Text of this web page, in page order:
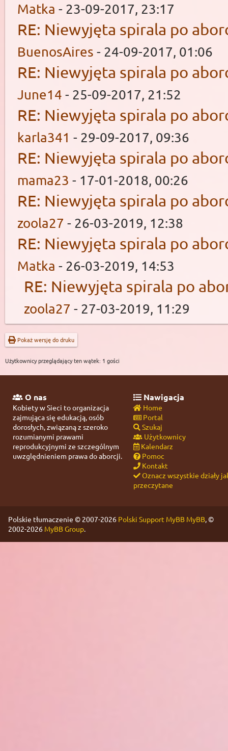
Matka - 23-09-2017, 23:17
RE: Niewyjęta spirala po
BuenosAires - 24-09-2017, 01:06
RE: Niewyjęta spirala po
June14 - 25-09-2017, 21:52
RE: Niewyjęta spirala po
karla341 - 29-09-2017, 09:36
RE: Niewyjęta spirala po
mama23 - 17-01-2018, 00:26
RE: Niewyjęta spirala po
zoola27 - 26-03-2019, 12:38
RE: Niewyjęta spirala po
Matka - 26-03-2019, 14:53
RE: Niewyjęta spirala po
zoola27 - 27-03-2019, 11:29
Pokaż wersję do druku
Użytkownicy przeglądający ten wątek: 1 gości
O nas
Kobiety w Sieci to organizacja
zajmująca się edukacją, osób
dorosłych, związaną z szeroko
rozumianymi prawami
reprodukcyjnymi ze szczególnym
uwzględnieniem prawa do aborcji.
Nawigacja
Home
Portal
Szukaj
Użytkownicy
Kalendarz
Pomoc
Kontakt
Oznacz wszystkie działy
przeczytane
Polskie tłumaczenie © 2007-2026 Polski Support MyBB MyBB, ©
2002-2026 MyBB Group.